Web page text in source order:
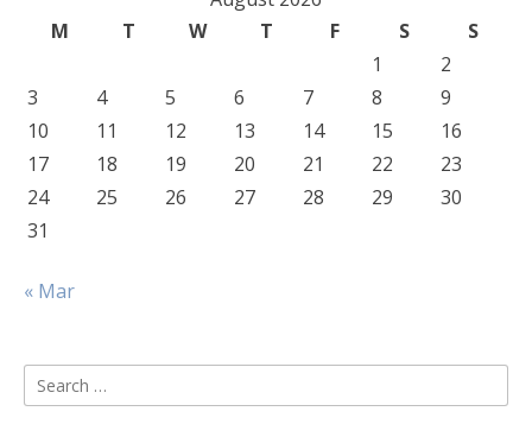
M
T W T F S
S
1
2
3
4 5 6 7 8
9
10
11 12 13 14 15
16
17
18 19 20 21 22
23
24
25 26 27 28 29
30
31
« Mar
Search
for: